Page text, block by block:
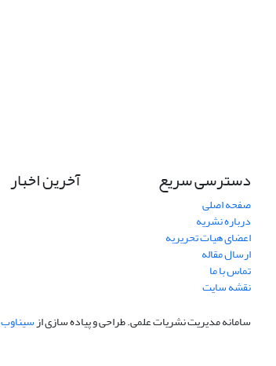
دسترسی سریع
صفحه اصلی
درباره نشریه
اعضای هیات تحریریه
ارسال مقاله
تماس با ما
نقشه سایت
آخرین اخبار
سامانه مدیریت نشریات علمی.طراحی و پیاده سازی ازسیناوب